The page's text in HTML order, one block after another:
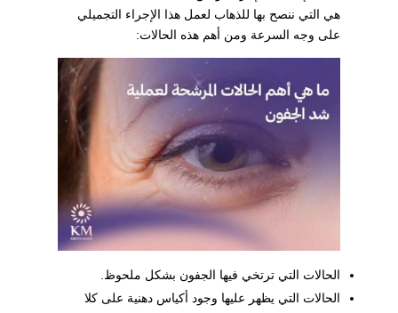
هي التي ننصح بها للذهاب لعمل هذا الإجراء التجميلي
على وجه السرعة ومن أهم هذه الحالات:
الحالات التي ترتخي فيها الجفون بشكل ملحوظ.
الحالات التي يظهر عليها وجود أكياس دهنية على كلا